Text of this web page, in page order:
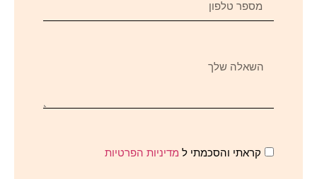
קראתי והסכמתי ל מדיניות הפרטיות